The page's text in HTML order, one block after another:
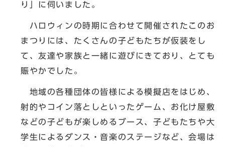
り」に伺いました。
ハロウィンの時期に合わせて開催されたこのお
まつりには、たくさんの子どもたちが仮装をし
て、友達や家族と一緒に遊びにきており、とても
賑やかでした。
地域の各種団体の皆様による模擬店をはじめ、
射的やコイン落としといったゲーム、お化け屋敷
などの子どもが楽しめるブース、子どもたちや大
学生によるダンス・音楽のステージなど、会場は